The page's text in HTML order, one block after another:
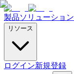
製品ソリューション
リソース
ログイン新規登録